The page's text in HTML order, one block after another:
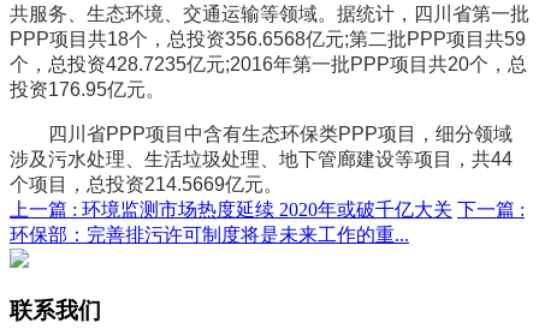
共服务、生态环境、交通运输等领域。据统计，四川省第一批
PPP项目共18个，总投资356.6568亿元;第二批PPP项目共59
个，总投资428.7235亿元;2016年第一批PPP项目共20个，总
投资176.95亿元。
四川省PPP项目中含有生态环保类PPP项目，细分领域
涉及污水处理、生活垃圾处理、地下管廊建设等项目，共44
个项目，总投资214.5669亿元。
上一篇 : 环境监测市场热度延续 2020年或破千亿大关 下一篇 :
环保部：完善排污许可制度将是未来工作的重...
联系我们